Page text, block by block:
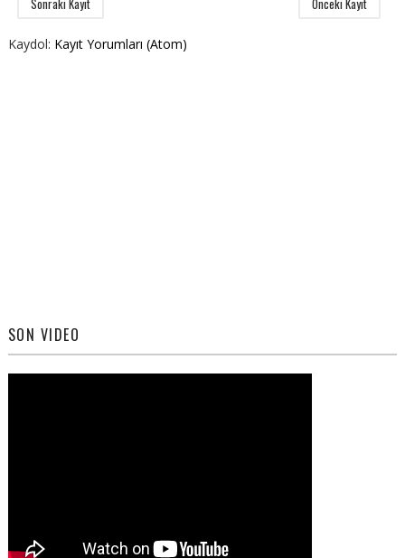
Sonraki Kayıt Önceki Kayıt
Kaydol: Kayıt Yorumları (Atom)
SON VIDEO